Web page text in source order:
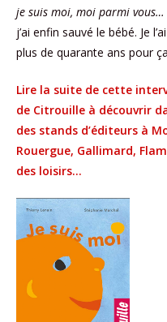
je suis moi, moi parmi vous…
j’ai enfin sauvé le bébé. Je
plus de quarante ans pour
Lire la suite de cette
de Citrouille à découvrir
des stands d’éditeurs à
Rouergue, Gallimard,
des loisirs…